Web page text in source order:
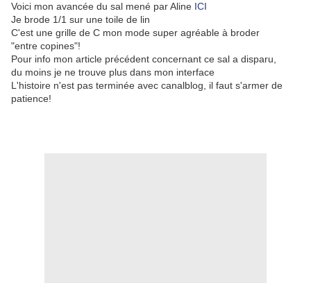
Voici mon avancée du sal mené par Aline ICI
Je brode 1/1 sur une toile de lin
C'est une grille de C mon mode super agréable à broder
"entre copines"!
Pour info mon article précédent concernant ce sal a disparu,
du moins je ne trouve plus dans mon interface
L'histoire n'est pas terminée avec canalblog, il faut s'armer de
patience!